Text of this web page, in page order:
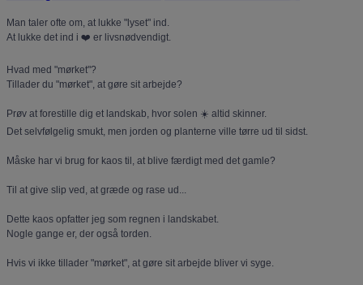
Man taler ofte om, at lukke "lyset" ind.
At lukke det ind i ❤️ er livsnødvendigt.
Hvad med "mørket"?
Tillader du "mørket", at gøre sit arbejde?
Prøv at forestille dig et landskab, hvor solen ☀️ altid skinner.
Det selvfølgelig smukt, men jorden og planterne ville tørre ud til sidst.
Måske har vi brug for kaos til, at blive færdigt med det gamle?
Til at give slip ved, at græde og rase ud...
Dette kaos opfatter jeg som regnen i landskabet.
Nogle gange er, der også torden.
Hvis vi ikke tillader "mørket", at gøre sit arbejde bliver vi syge.